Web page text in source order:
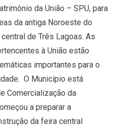
da União – SPU, para
da antiga Noroeste do
de Três Lagoas. As
à União estão
importantes para o
O Município está
Comercialização da
a preparar a
da feira central